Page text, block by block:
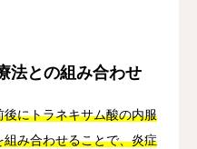
法との組み合わせ
後にトラネキサム酸の内服
み合わせることで、炎症